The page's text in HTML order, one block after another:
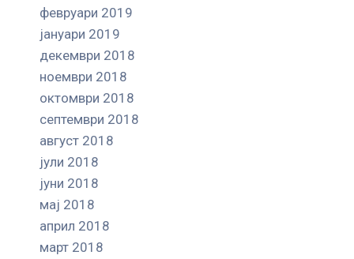
февруари 2019
јануари 2019
декември 2018
ноември 2018
октомври 2018
септември 2018
август 2018
јули 2018
јуни 2018
мај 2018
април 2018
март 2018